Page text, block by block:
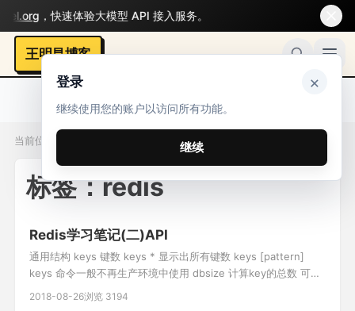
登录 ×
继续使用您的账户以访问所有功能。
继续
，快速体验大模型 API 接入服务。
王明昌博客
当前位置：标签 / redis
标签：redis
Redis学习笔记(二)API
通用结构 keys 键数 keys * 显示出所有键数 keys [pattern]
keys 命令一般不再生产环境中使用 dbsize 计算key的总数 可在
线上使用的 exists key名 判断是否存在 0不存在 1存在 del key
2018-08-26浏览 3194